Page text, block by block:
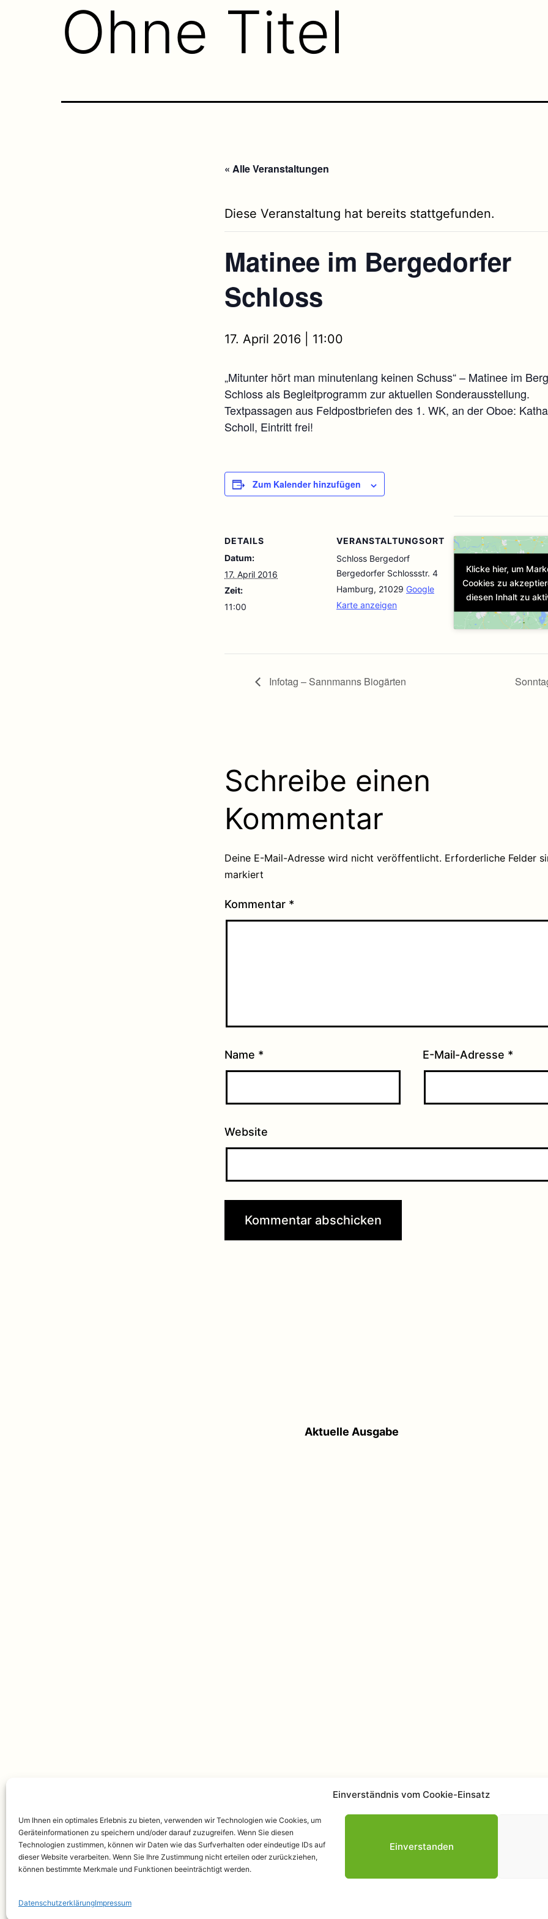
Einverständnis vom Cookie-Einsatz
Um Ihnen ein optimales Erlebnis zu bieten, verwenden wir Technologien wie Cookies, um
Geräteinformationen zu speichern und/oder darauf zuzugreifen. Wenn Sie diesen
Technologien zustimmen, können wir Daten wie das Surfverhalten oder eindeutige IDs auf
dieser Website verarbeiten. Wenn Sie Ihre Zustimmung nicht erteilen oder zurückziehen,
können bestimmte Merkmale und Funktionen beeinträchtigt werden.
Einverstanden
DatenschutzerklärungImpressum
Ohne Titel
« Alle Veranstaltungen
Diese Veranstaltung hat bereits stattgefunden.
Matinee im Bergedorfer
Schloss
17. April 2016 | 11:00
„Mitunter hört man minutenlang keinen Schuss“ – Matinee im
Schloss als Begleitprogramm zur aktuellen Sonderausstellung.
Textpassagen aus Feldpostbriefen des 1. WK, an der Oboe:
Scholl, Eintritt frei!
Zum Kalender hinzufügen
DETAILS
Datum:
17. April 2016
Zeit:
11:00
VERANSTALTUNGSORT
Schloss Bergedorf
Bergedorfer Schlossstr. 4
Hamburg, 21029 Google
Karte anzeigen
Klicke hier, um
Cookies zu
diesen Inhalt zu
Infotag – Sannmanns Biogärten
Schreibe einen
Kommentar
Deine E-Mail-Adresse wird nicht veröffentlicht. Erforderliche Felder
markiert
Kommentar *
Name * E-Mail-Adresse *
Website
Aktuelle Ausgabe